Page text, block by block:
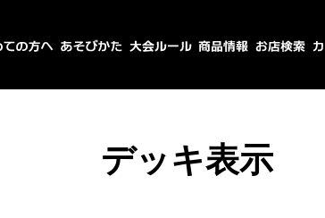
デッキ表示